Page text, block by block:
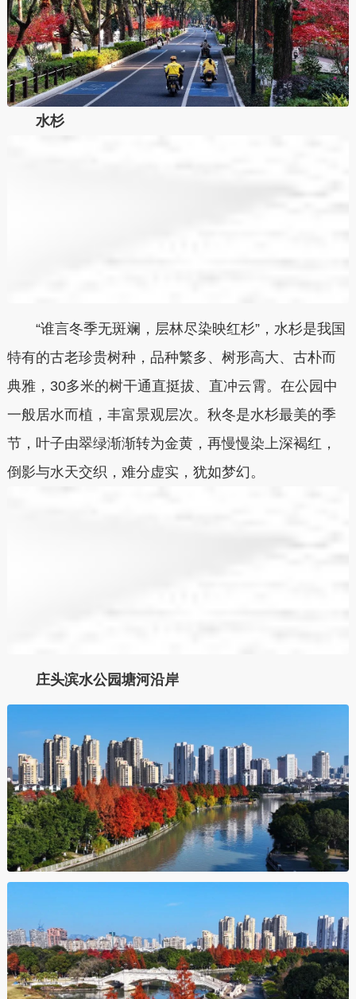
水杉
“谁言冬季无斑斓，层林尽染映红杉”，水杉是我国
特有的古老珍贵树种，品种繁多、树形高大、古朴而
典雅，30多米的树干通直挺拔、直冲云霄。在公园中
一般居水而植，丰富景观层次。秋冬是水杉最美的季
节，叶子由翠绿渐渐转为金黄，再慢慢染上深褐红，
倒影与水天交织，难分虚实，犹如梦幻。
庄头滨水公园塘河沿岸